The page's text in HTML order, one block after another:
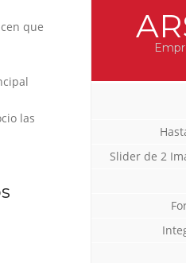
que
las
Slider de 2